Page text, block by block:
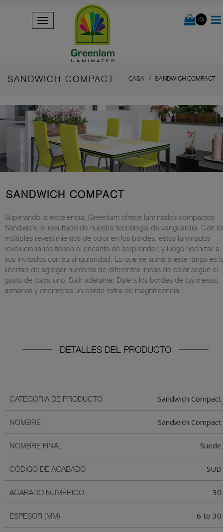
(0)
SANDWICH COMPACT CASA SANDWICH COMPACT
SANDWICH COMPACT
Superando la excelencia, Greenlam ofrece laminados compactos
Sandwich, el resultado de nuestra tecnología de vanguardia. Con
múltiples revestimientos de color en los bordes, estos laminados
revolucionarios tienen el encanto de sorprender, y luego hechizar a
sus invitados con su singularidad. Lo que se suma a este rango es
libertad de agregar números de diferentes líneas de color según el
gusto de cada uno. Salir adelante; Dale a los bordes de tus mesas,
armarios y encimeras un borde extra de magnificencia.
DETALLES DEL PRODUCTO
CATEGORIA DE PRODUCTO Sandwich Compact
NOMBRE Sandwich Compact
NOMBRE FINAL Suede
CÓDIGO DE ACABADO SUD
ACABADO NUMÉRICO 30
ESPESOR (MM) 6 to 30